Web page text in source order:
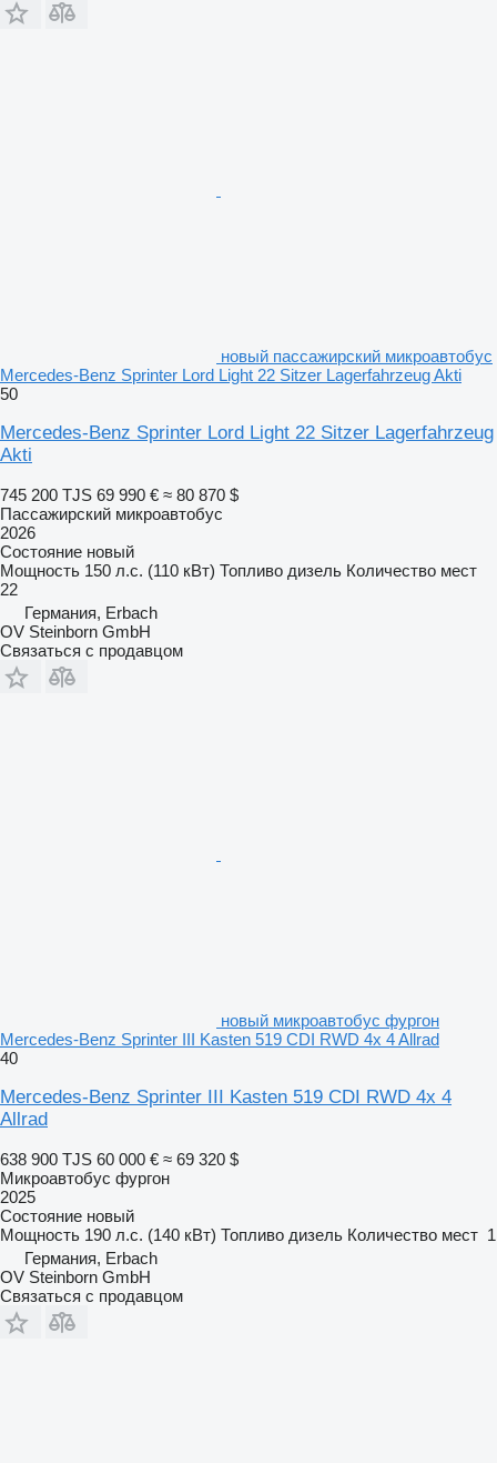
новый пассажирский микроавтобус
Mercedes-Benz Sprinter Lord Light 22 Sitzer Lagerfahrzeug Akti
50
Mercedes-Benz Sprinter Lord Light 22 Sitzer Lagerfahrzeug
Akti
745 200 TJS 69 990 € ≈ 80 870 $
Пассажирский микроавтобус
2026
Состояние новый
Мощность 150 л.с. (110 кВт) Топливо дизель Количество мест
22
Германия, Erbach
OV Steinborn GmbH
Связаться с продавцом
новый микроавтобус фургон
Mercedes-Benz Sprinter III Kasten 519 CDI RWD 4x 4 Allrad
40
Mercedes-Benz Sprinter III Kasten 519 CDI RWD 4x 4
Allrad
638 900 TJS 60 000 € ≈ 69 320 $
Микроавтобус фургон
2025
Состояние новый
Мощность 190 л.с. (140 кВт) Топливо дизель Количество мест 1
Германия, Erbach
OV Steinborn GmbH
Связаться с продавцом